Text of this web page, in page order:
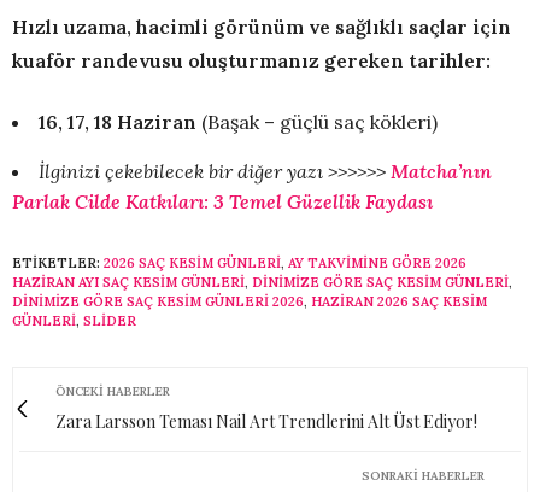
Hızlı uzama, hacimli görünüm ve sağlıklı saçlar için
kuaför randevusu oluşturmanız gereken tarihler:
16, 17, 18 Haziran (Başak – güçlü saç kökleri)
İlginizi çekebilecek bir diğer yazı >>>>>> Matcha’nın
Parlak Cilde Katkıları: 3 Temel Güzellik Faydası
ETIKETLER: 2026 SAÇ KESIM GÜNLERI, AY TAKVIMINE GÖRE 2026
HAZIRAN AYI SAÇ KESIM GÜNLERI, DINIMIZE GÖRE SAÇ KESIM GÜNLERI,
DINIMIZE GÖRE SAÇ KESIM GÜNLERI 2026, HAZIRAN 2026 SAÇ KESIM
GÜNLERI, SLİDER
ÖNCEKI HABERLER
Zara Larsson Teması Nail Art Trendlerini Alt Üst Ediyor!
SONRAKI HABERLER